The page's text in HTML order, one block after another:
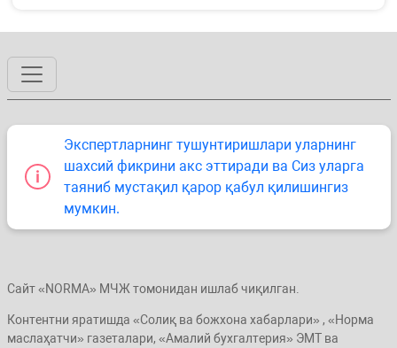
Экспертларнинг тушунтиришлари уларнинг
шахсий фикрини акс эттиради ва Сиз уларга
таяниб мустақил қарор қабул қилишингиз
мумкин.
Сайт «NORMA» МЧЖ томонидан ишлаб чиқилган.
Контентни яратишда «Солиқ ва божхона хабарлари» , «Норма
маслаҳатчи» газеталари, «Амалий бухгалтерия» ЭМТ ва